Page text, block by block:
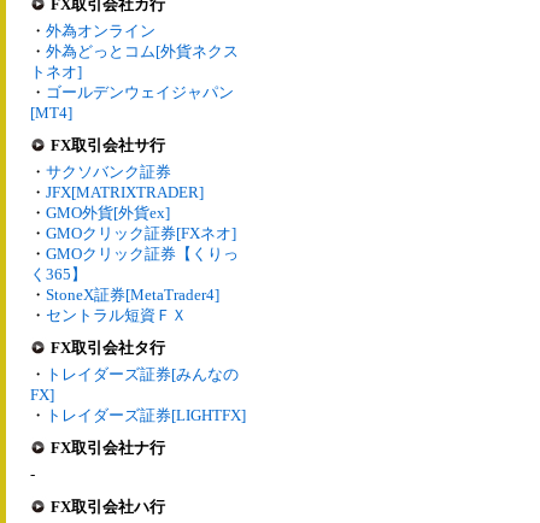
FX取引会社カ行
・ 外為オンライン
・ 外為どっとコム[外貨ネクス
トネオ]
・ ゴールデンウェイジャパン
[MT4]
FX取引会社サ行
・ サクソバンク証券
・ JFX[MATRIXTRADER]
・ GMO外貨[外貨ex]
・ GMOクリック証券[FXネオ]
・ GMOクリック証券【くりっ
く365】
・ StoneX証券[MetaTrader4]
・ セントラル短資ＦＸ
FX取引会社タ行
・ トレイダーズ証券[みんなの
FX]
・ トレイダーズ証券[LIGHTFX]
FX取引会社ナ行
-
FX取引会社ハ行